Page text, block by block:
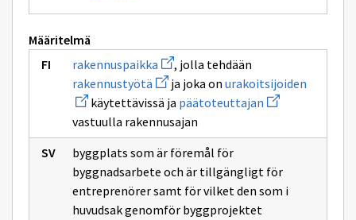
Määritelmä
rakennuspaikka Avaa
uuden
ikkunan
sivulle
rakennuspaikka
, jolla tehdään
rakennustyötä Avaa
uuden
ikkunan
sivulle
rakennustyötä
ja joka on urakoitsijoiden
käytettävissä ja päätoteuttajan Avaa
uuden
sivulle
vastuulla rakennusajan
byggplats som är föremål för
byggnadsarbete och är tillgängligt för
entreprenörer samt för vilket den som i
huvudsak genomför byggprojektet